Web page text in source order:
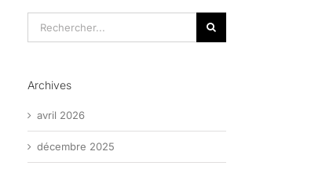
Archives
avril 2026
décembre 2025